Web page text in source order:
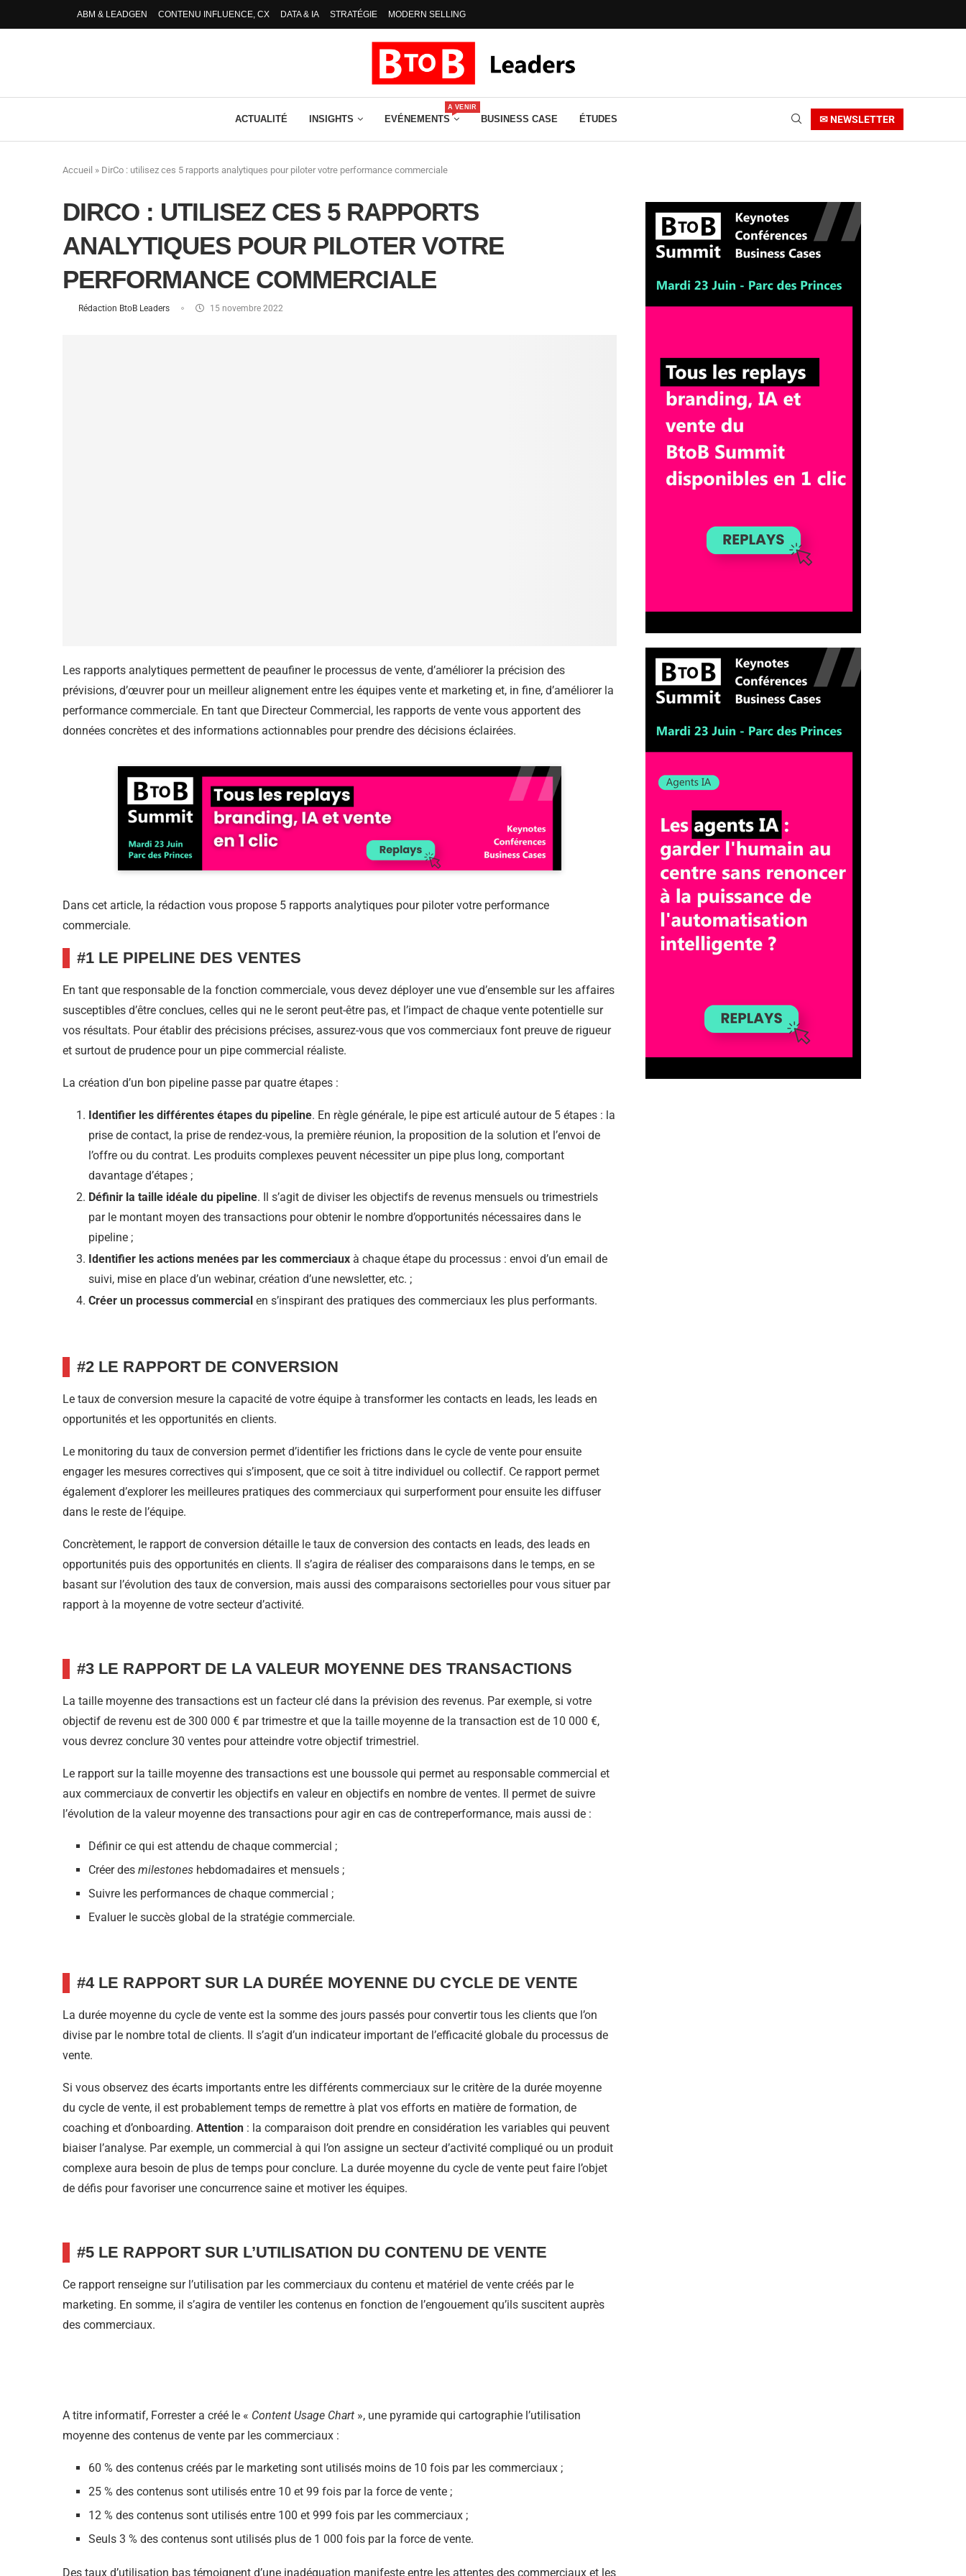
ABM & LEADGEN CONTENU INFLUENCE, CX DATA & IA STRATÉGIE MODERN SELLING
ACTUALITÉ INSIGHTS EVÉNEMENTS
A VENIR
BUSINESS CASE ÉTUDES ✉ NEWSLETTER
Accueil » DirCo : utilisez ces 5 rapports analytiques pour piloter votre performance commerciale
DIRCO : UTILISEZ CES 5 RAPPORTS
ANALYTIQUES POUR PILOTER VOTRE
PERFORMANCE COMMERCIALE
Rédaction BtoB Leaders 15 novembre 2022
Les rapports analytiques permettent de peaufiner le processus de vente, d’améliorer la précision des
prévisions, d’œuvrer pour un meilleur alignement entre les équipes vente et marketing et, in fine, d’améliorer la
performance commerciale. En tant que Directeur Commercial, les rapports de vente vous apportent des
données concrètes et des informations actionnables pour prendre des décisions éclairées.
Dans cet article, la rédaction vous propose 5 rapports analytiques pour piloter votre performance
commerciale.
#1 LE PIPELINE DES VENTES
En tant que responsable de la fonction commerciale, vous devez déployer une vue d’ensemble sur les affaires
susceptibles d’être conclues, celles qui ne le seront peut-être pas, et l’impact de chaque vente potentielle sur
vos résultats. Pour établir des précisions précises, assurez-vous que vos commerciaux font preuve de rigueur
et surtout de prudence pour un pipe commercial réaliste.
La création d’un bon pipeline passe par quatre étapes :
Identifier les différentes étapes du pipeline. En règle générale, le pipe est articulé autour de 5 étapes : la
prise de contact, la prise de rendez-vous, la première réunion, la proposition de la solution et l’envoi de
l’offre ou du contrat. Les produits complexes peuvent nécessiter un pipe plus long, comportant
davantage d’étapes ;
Définir la taille idéale du pipeline. Il s’agit de diviser les objectifs de revenus mensuels ou trimestriels
par le montant moyen des transactions pour obtenir le nombre d’opportunités nécessaires dans le
pipeline ;
Identifier les actions menées par les commerciaux à chaque étape du processus : envoi d’un email de
suivi, mise en place d’un webinar, création d’une newsletter, etc. ;
Créer un processus commercial en s’inspirant des pratiques des commerciaux les plus performants.
#2 LE RAPPORT DE CONVERSION
Le taux de conversion mesure la capacité de votre équipe à transformer les contacts en leads, les leads en
opportunités et les opportunités en clients.
Le monitoring du taux de conversion permet d’identifier les frictions dans le cycle de vente pour ensuite
engager les mesures correctives qui s’imposent, que ce soit à titre individuel ou collectif. Ce rapport permet
également d’explorer les meilleures pratiques des commerciaux qui surperforment pour ensuite les diffuser
dans le reste de l’équipe.
Concrètement, le rapport de conversion détaille le taux de conversion des contacts en leads, des leads en
opportunités puis des opportunités en clients. Il s’agira de réaliser des comparaisons dans le temps, en se
basant sur l’évolution des taux de conversion, mais aussi des comparaisons sectorielles pour vous situer par
rapport à la moyenne de votre secteur d’activité.
#3 LE RAPPORT DE LA VALEUR MOYENNE DES TRANSACTIONS
La taille moyenne des transactions est un facteur clé dans la prévision des revenus. Par exemple, si votre
objectif de revenu est de 300 000 € par trimestre et que la taille moyenne de la transaction est de 10 000 €,
vous devrez conclure 30 ventes pour atteindre votre objectif trimestriel.
Le rapport sur la taille moyenne des transactions est une boussole qui permet au responsable commercial et
aux commerciaux de convertir les objectifs en valeur en objectifs en nombre de ventes. Il permet de suivre
l’évolution de la valeur moyenne des transactions pour agir en cas de contreperformance, mais aussi de :
Définir ce qui est attendu de chaque commercial ;
Créer des milestones hebdomadaires et mensuels ;
Suivre les performances de chaque commercial ;
Evaluer le succès global de la stratégie commerciale.
#4 LE RAPPORT SUR LA DURÉE MOYENNE DU CYCLE DE VENTE
La durée moyenne du cycle de vente est la somme des jours passés pour convertir tous les clients que l’on
divise par le nombre total de clients. Il s’agit d’un indicateur important de l’efficacité globale du processus de
vente.
Si vous observez des écarts importants entre les différents commerciaux sur le critère de la durée moyenne
du cycle de vente, il est probablement temps de remettre à plat vos efforts en matière de formation, de
coaching et d’onboarding. Attention : la comparaison doit prendre en considération les variables qui peuvent
biaiser l’analyse. Par exemple, un commercial à qui l’on assigne un secteur d’activité compliqué ou un produit
complexe aura besoin de plus de temps pour conclure. La durée moyenne du cycle de vente peut faire l’objet
de défis pour favoriser une concurrence saine et motiver les équipes.
#5 LE RAPPORT SUR L’UTILISATION DU CONTENU DE VENTE
Ce rapport renseigne sur l’utilisation par les commerciaux du contenu et matériel de vente créés par le
marketing. En somme, il s’agira de ventiler les contenus en fonction de l’engouement qu’ils suscitent auprès
des commerciaux.
A titre informatif, Forrester a créé le « Content Usage Chart », une pyramide qui cartographie l’utilisation
moyenne des contenus de vente par les commerciaux :
60 % des contenus créés par le marketing sont utilisés moins de 10 fois par les commerciaux ;
25 % des contenus sont utilisés entre 10 et 99 fois par la force de vente ;
12 % des contenus sont utilisés entre 100 et 999 fois par les commerciaux ;
Seuls 3 % des contenus sont utilisés plus de 1 000 fois par la force de vente.
Des taux d’utilisation bas témoignent d’une inadéquation manifeste entre les attentes des commerciaux et les